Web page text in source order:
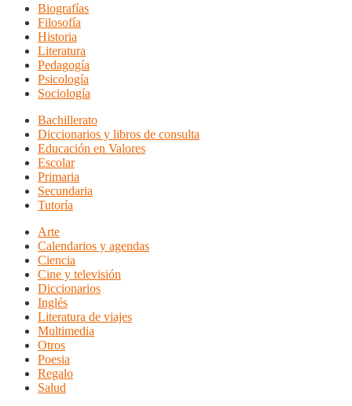
Biografías
Filosofía
Historia
Literatura
Pedagogía
Psicología
Sociología
Bachillerato
Diccionarios y libros de consulta
Educación en Valores
Escolar
Primaria
Secundaria
Tutoría
Arte
Calendarios y agendas
Ciencia
Cine y televisión
Diccionarios
Inglés
Literatura de viajes
Multimedia
Otros
Poesia
Regalo
Salud